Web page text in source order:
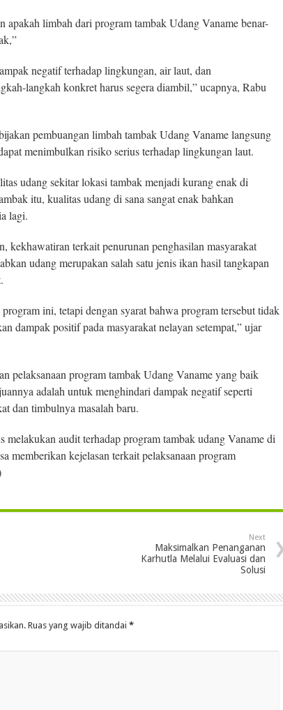
limbah dari program tambak Udang Vaname benar-
negatif terhadap lingkungan, air laut, dan
langkah konkret harus segera diambil,” ucapnya, Rabu
pembuangan limbah tambak Udang Vaname langsung
menimbulkan risiko serius terhadap lingkungan laut.
udang sekitar lokasi tambak menjadi kurang enak di
itu, kualitas udang di sana sangat enak bahkan
lagi.
kekhawatiran terkait penurunan penghasilan masyarakat
udang merupakan salah satu jenis ikan hasil tangkapan
ini, tetapi dengan syarat bahwa program tersebut tidak
dampak positif pada masyarakat nelayan setempat,” ujar
pelaksanaan program tambak Udang Vaname yang baik
adalah untuk menghindari dampak negatif seperti
dan timbulnya masalah baru.
melakukan audit terhadap program tambak udang Vaname di
memberikan kejelasan terkait pelaksanaan program
Next
Maksimalkan Penanganan
Karhutla Melalui Evaluasi dan
Solusi
Ruas yang wajib ditandai *